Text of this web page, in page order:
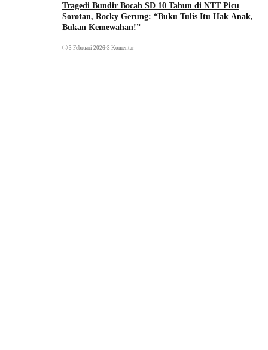
Tragedi Bundir Bocah SD 10 Tahun di NTT Picu
Sorotan, Rocky Gerung: “Buku Tulis Itu Hak Anak,
Bukan Kemewahan!”
3 Februari 2026•3 Komentar